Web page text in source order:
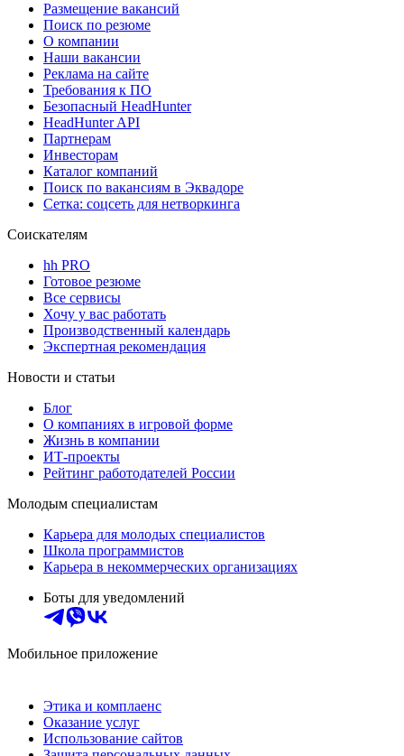
Размещение вакансий
Поиск по резюме
О компании
Наши вакансии
Реклама на сайте
Требования к ПО
Безопасный HeadHunter
HeadHunter API
Партнерам
Инвесторам
Каталог компаний
Поиск по вакансиям в Эквадоре
Сетка: соцсеть для нетворкинга
Соискателям
hh PRO
Готовое резюме
Все сервисы
Хочу у вас работать
Производственный календарь
Экспертная рекомендация
Новости и статьи
Блог
О компаниях в игровой форме
Жизнь в компании
ИТ-проекты
Рейтинг работодателей России
Молодым специалистам
Карьера для молодых специалистов
Школа программистов
Карьера в некоммерческих организациях
Боты для уведомлений
Мобильное приложение
Этика и комплаенс
Оказание услуг
Использование сайтов